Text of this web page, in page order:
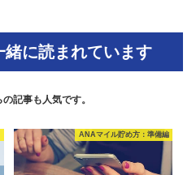
緒に読まれています
の記事も人気です。
ANAマイル貯め方：準備編